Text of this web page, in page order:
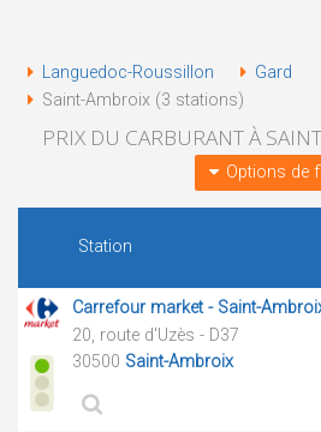
Languedoc-Roussillon
Gard
Saint-Ambroix (3 stations)
PRIX DU CARBURANT À
Options de
Station
Carrefour market - Saint-
20, route d'Uzès - D37
30500 Saint-Ambroix